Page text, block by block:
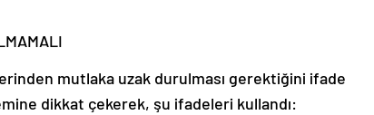
mutlaka uzak durulması gerektiğini ifade
dikkat çekerek, şu ifadeleri kullandı: